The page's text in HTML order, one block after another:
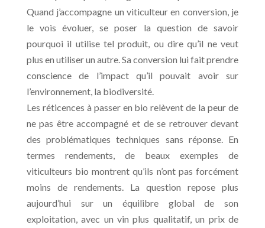
Quand j’accompagne un viticulteur en conversion, je
le vois évoluer, se poser la question de savoir
pourquoi il utilise tel produit, ou dire qu’il ne veut
plus en utiliser un autre. Sa conversion lui fait prendre
conscience de l’impact qu’il pouvait avoir sur
l’environnement, la biodiversité.
Les réticences à passer en bio relèvent de la peur de
ne pas être accompagné et de se retrouver devant
des problématiques techniques sans réponse. En
termes rendements, de beaux exemples de
viticulteurs bio montrent qu’ils n’ont pas forcément
moins de rendements. La question repose plus
aujourd’hui sur un équilibre global de son
exploitation, avec un vin plus qualitatif, un prix de